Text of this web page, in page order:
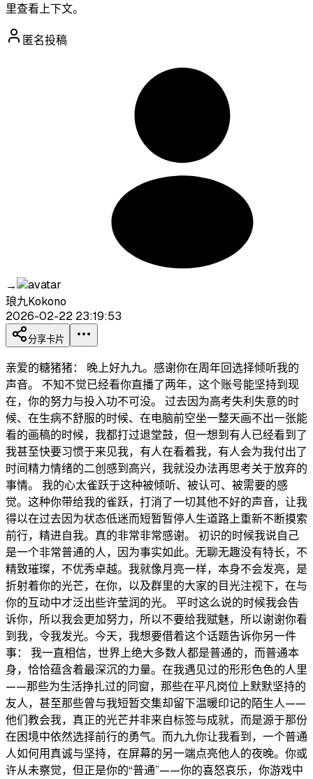
里查看上下文。
匿名投稿
→
琅九Kokono
2026-02-22 23:19:53
分享卡片
亲爱的糖猪猪： 晚上好九九。感谢你在周年回选择倾听我的
声音。 不知不觉已经看你直播了两年，这个账号能坚持到现
在，你的努力与投入功不可没。 过去因为高考失利失意的时
候、在生病不舒服的时候、在电脑前空坐一整天画不出一张能
看的画稿的时候，我都打过退堂鼓，但一想到有人已经看到了
我甚至快要习惯于来见我，有人在看着我，有人会为我付出了
时间精力情绪的二创感到高兴，我就没办法再思考关于放弃的
事情。 我的心太雀跃于这种被倾听、被认可、被需要的感
觉。这种你带给我的雀跃，打消了一切其他不好的声音，让我
得以在过去因为状态低迷而短暂暂停人生道路上重新不断摸索
前行，精进自我。真的非常非常感谢。 初识的时候我说自己
是一个非常普通的人，因为事实如此。无聊无趣没有特长，不
精致璀璨，不优秀卓越。我就像月亮一样，本身不会发亮，是
折射着你的光芒，在你，以及群里的大家的目光注视下，在与
你的互动中才泛出些许莹润的光。 平时这么说的时候我会告
诉你，所以我会更加努力，所以不要给我赋魅，所以谢谢你看
到我，令我发光。今天，我想要借着这个话题告诉你另一件
事： 我一直相信，世界上绝大多数人都是普通的，而普通本
身，恰恰蕴含着最深沉的力量。在我遇见过的形形色色的人里
——那些为生活挣扎过的同窗，那些在平凡岗位上默默坚持的
友人，甚至那些曾与我短暂交集却留下温暖印记的陌生人——
他们教会我，真正的光芒并非来自标签与成就，而是源于那份
在困境中依然选择前行的勇气。而九九你让我看到，一个普通
人如何用真诚与坚持，在屏幕的另一端点亮他人的夜晚。你或
许从未察觉，但正是你的“普通”——你的喜怒哀乐，你游戏中